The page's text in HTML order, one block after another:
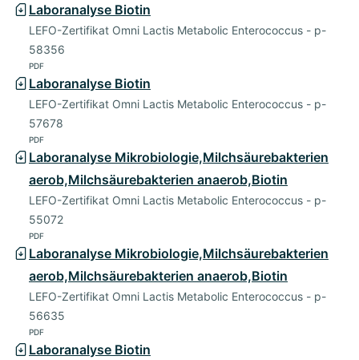
Laboranalyse Biotin
LEFO-Zertifikat Omni Lactis Metabolic Enterococcus - p-
58356
PDF
Laboranalyse Biotin
LEFO-Zertifikat Omni Lactis Metabolic Enterococcus - p-
57678
PDF
Laboranalyse Mikrobiologie,Milchsäurebakterien
aerob,Milchsäurebakterien anaerob,Biotin
LEFO-Zertifikat Omni Lactis Metabolic Enterococcus - p-
55072
PDF
Laboranalyse Mikrobiologie,Milchsäurebakterien
aerob,Milchsäurebakterien anaerob,Biotin
LEFO-Zertifikat Omni Lactis Metabolic Enterococcus - p-
56635
PDF
Laboranalyse Biotin